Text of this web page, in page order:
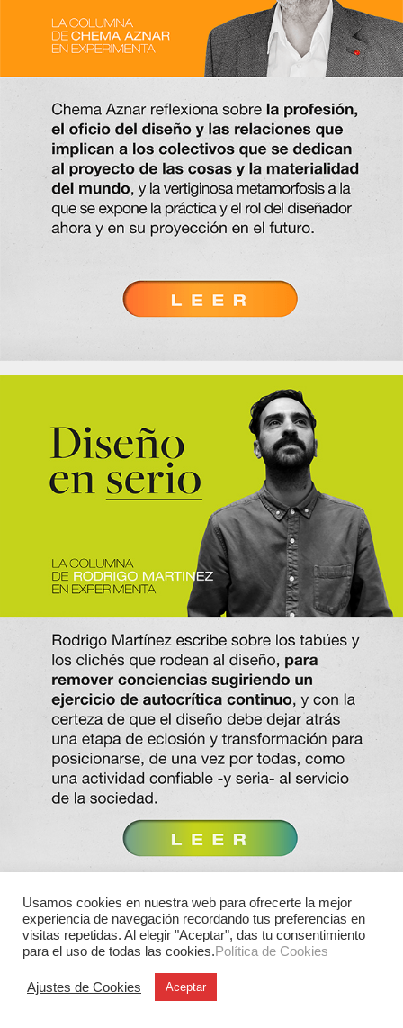
Usamos cookies en nuestra web para ofrecerte la mejor
experiencia de navegación recordando tus preferencias en
visitas repetidas. Al elegir "Aceptar", das tu consentimiento
para el uso de todas las cookies.Política de Cookies
Ajustes de Cookies Aceptar